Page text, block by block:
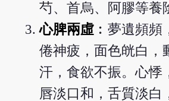
芍、首烏、阿膠等養
心脾兩虛 ︰夢遺頻頻
倦神疲，面色㿠白，
汗，食欲不振。心悸
唇淡口和，舌質淡白